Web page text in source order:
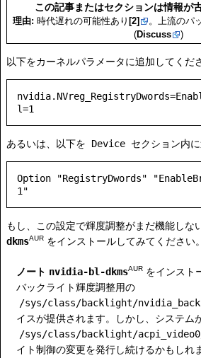
この記事またはセクションは情報が
理由: 時代遅れの可能性あり [2]
。上流のパ
(Discuss )
以下をカーネルパラメータに追加してくだ
あるいは、以下を Device セクション内
Option "RegistryDwords"
もし、この設定で輝度調整がまだ機能しな
dkmsAUR をインストールしてみてください。
ノート nvidia-bl-dkmsAUR をインスト
バックライト輝度調整用の
/sys/class/backlight/
イスが提供されます。しかし、システム
/sys/class/backlight/
イト制御の変更を発行し続けるかもしれ